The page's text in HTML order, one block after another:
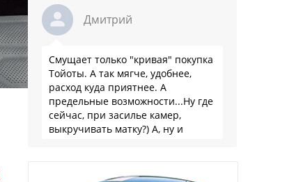
Дмитрий
Смущает только "кривая" покупка
Тойоты. А так мягче, удобнее,
расход куда приятнее. А
предельные возможности...Ну где
сейчас, при засилье камер,
выкручивать матку?) А, ну и